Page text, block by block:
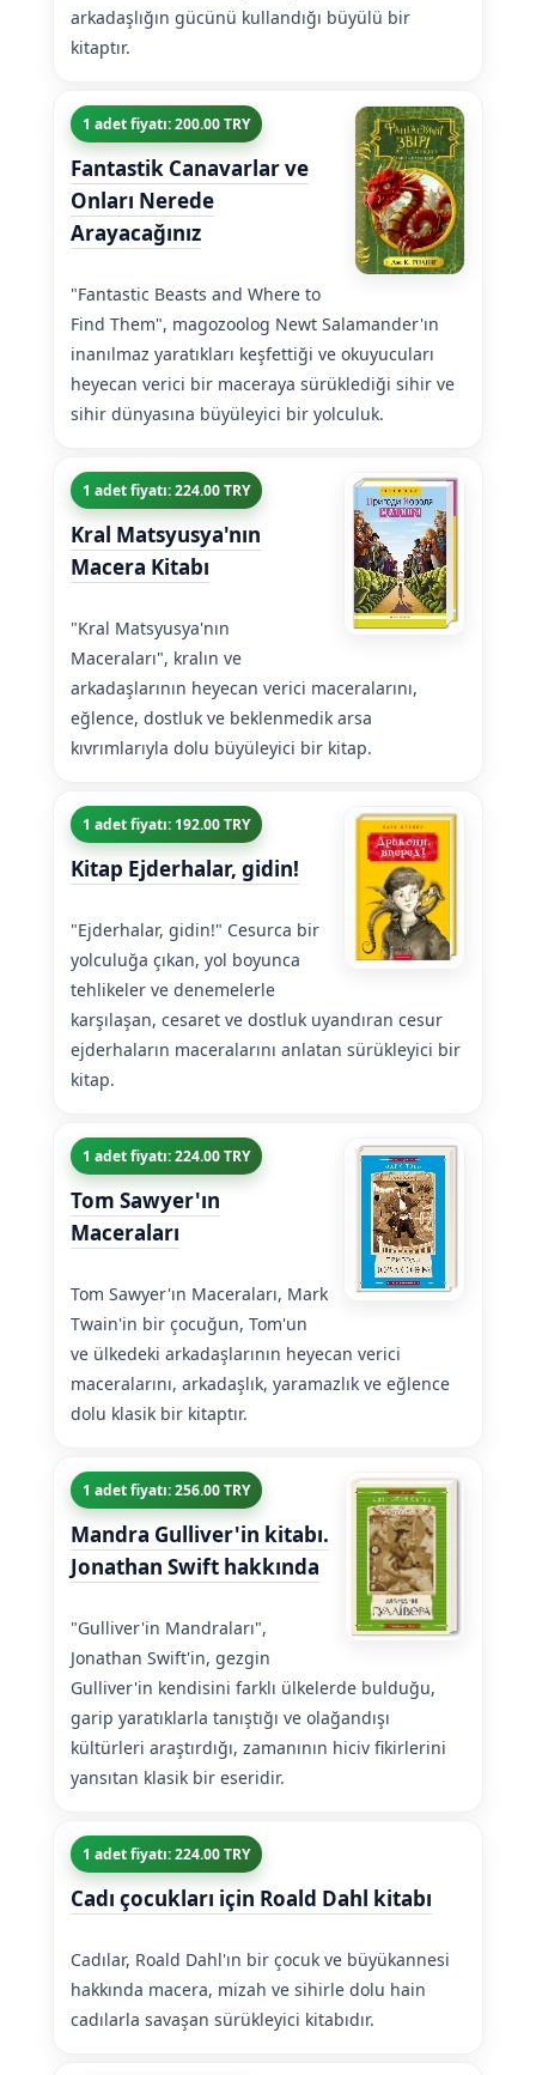
arkadaşlığın gücünü kullandığı büyülü bir
kitaptır.
1 adet fiyatı: 200.00 TRY
Fantastik Canavarlar ve
Onları Nerede
Arayacağınız
"Fantastic Beasts and Where to
Find Them", magozoolog Newt Salamander'ın
inanılmaz yaratıkları keşfettiği ve okuyucuları
heyecan verici bir maceraya sürüklediği sihir ve
sihir dünyasına büyüleyici bir yolculuk.
1 adet fiyatı: 224.00 TRY
Kral Matsyusya'nın
Macera Kitabı
"Kral Matsyusya'nın
Maceraları", kralın ve
arkadaşlarının heyecan verici maceralarını,
eğlence, dostluk ve beklenmedik arsa
kıvrımlarıyla dolu büyüleyici bir kitap.
1 adet fiyatı: 192.00 TRY
Kitap Ejderhalar, gidin!
"Ejderhalar, gidin!" Cesurca bir
yolculuğa çıkan, yol boyunca
tehlikeler ve denemelerle
karşılaşan, cesaret ve dostluk uyandıran cesur
ejderhaların maceralarını anlatan sürükleyici bir
kitap.
1 adet fiyatı: 224.00 TRY
Tom Sawyer'ın
Maceraları
Tom Sawyer'ın Maceraları, Mark
Twain'in bir çocuğun, Tom'un
ve ülkedeki arkadaşlarının heyecan verici
maceralarını, arkadaşlık, yaramazlık ve eğlence
dolu klasik bir kitaptır.
1 adet fiyatı: 256.00 TRY
Mandra Gulliver'in kitabı.
Jonathan Swift hakkında
"Gulliver'in Mandraları",
Jonathan Swift'in, gezgin
Gulliver'in kendisini farklı ülkelerde bulduğu,
garip yaratıklarla tanıştığı ve olağandışı
kültürleri araştırdığı, zamanının hiciv fikirlerini
yansıtan klasik bir eseridir.
1 adet fiyatı: 224.00 TRY
Cadı çocukları için Roald Dahl kitabı
Cadılar, Roald Dahl'ın bir çocuk ve büyükannesi
hakkında macera, mizah ve sihirle dolu hain
cadılarla savaşan sürükleyici kitabıdır.